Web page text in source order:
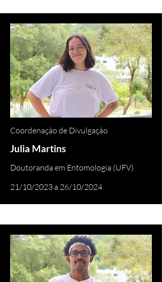
Coordenação de Divulgação
Julia Martins
Doutoranda em Entomologia (UFV)
21/10/2023 a 26/10/2024